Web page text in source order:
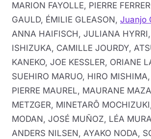
MARION FAYOLLE, PIERRE
GAULD, ÉMILIE GLEASON, Juanjo
ANNA HAIFISCH, JULIANA
ISHIZUKA, CAMILLE JOURDY,
KANEKO, JOE KESSLER, ORIANE
SUEHIRO MARUO, HIRO
PIERRE MAUREL, MAURANE
METZGER, MINETARÔ
MODAN, JOSÉ MUÑOZ, LÉA
ANDERS NILSEN, AYAKO NODA,